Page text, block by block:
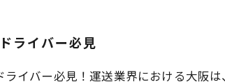
ライバー必見
ライバー必見！運送業界における大阪